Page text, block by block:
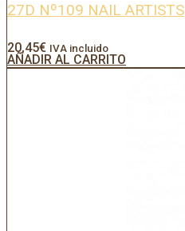
27D Nº109 NAIL ARTISTS
20,45€ IVA incluido
AÑADIR AL CARRITO